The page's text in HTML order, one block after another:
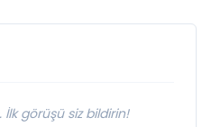
İlk görüşü siz bildirin!